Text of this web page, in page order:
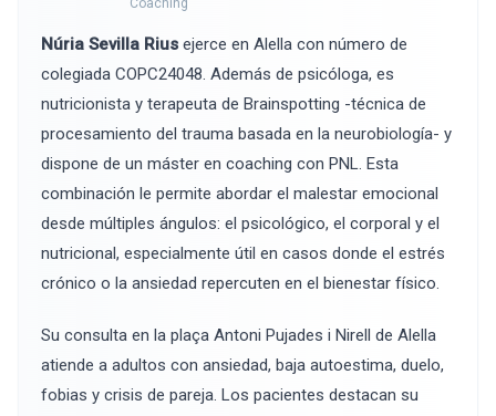
Coaching
Núria Sevilla Rius ejerce en Alella con número de
colegiada COPC24048. Además de psicóloga, es
nutricionista y terapeuta de Brainspotting -técnica de
procesamiento del trauma basada en la neurobiología- y
dispone de un máster en coaching con PNL. Esta
combinación le permite abordar el malestar emocional
desde múltiples ángulos: el psicológico, el corporal y el
nutricional, especialmente útil en casos donde el estrés
crónico o la ansiedad repercuten en el bienestar físico.
Su consulta en la plaça Antoni Pujades i Nirell de Alella
atiende a adultos con ansiedad, baja autoestima, duelo,
fobias y crisis de pareja. Los pacientes destacan su